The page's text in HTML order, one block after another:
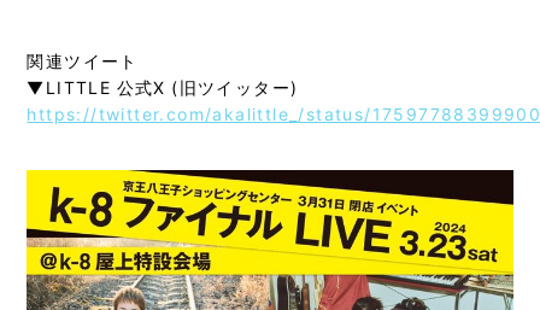
関連ツイート
▼LITTLE 公式X (旧ツイッター)
https://twitter.com/akalittle_/status/